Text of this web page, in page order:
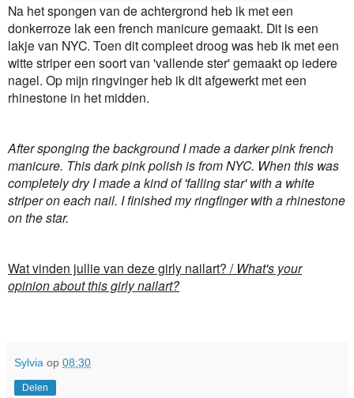
Na het spongen van de achtergrond heb ik met een
donkerroze lak een french manicure gemaakt. Dit is een
lakje van NYC. Toen dit compleet droog was heb ik met een
witte striper een soort van 'vallende ster' gemaakt op iedere
nagel. Op mijn ringvinger heb ik dit afgewerkt met een
rhinestone in het midden.
After sponging the background I made a darker pink french
manicure. This dark pink polish is from NYC. When this was
completely dry I made a kind of 'falling star' with a white
striper on each nail. I finished my ringfinger with a rhinestone
on the star.
Wat vinden jullie van deze girly nailart? / What's your
opinion about this girly nailart?
Sylvia op 08:30
Delen